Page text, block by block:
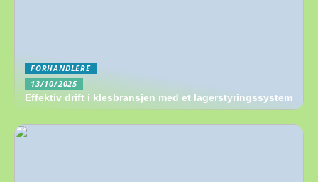
FORHANDLERE
13/10/2025
Effektiv drift i klesbransjen med et lagerstyringssystem